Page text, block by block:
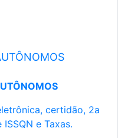
certidão, 2a
e Taxas.